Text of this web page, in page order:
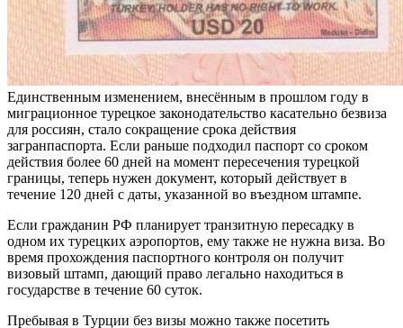
Единственным изменением, внесённым в прошлом году в
миграционное турецкое законодательство касательно безвиза
для россиян, стало сокращение срока действия
загранпаспорта. Если раньше подходил паспорт со сроком
действия более 60 дней на момент пересечения турецкой
границы, теперь нужен документ, который действует в
течение 120 дней с даты, указанной во въездном штампе.
Если гражданин РФ планирует транзитную пересадку в
одном их турецких аэропортов, ему также не нужна виза. Во
время прохождения паспортного контроля он получит
визовый штамп, дающий право легально находиться в
государстве в течение 60 суток.
Пребывая в Турции без визы можно также посетить